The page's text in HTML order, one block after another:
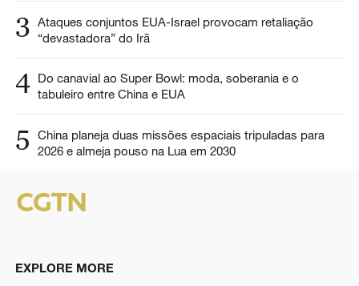
3 Ataques conjuntos EUA-Israel provocam retaliação
“devastadora” do Irã
4 Do canavial ao Super Bowl: moda, soberania e o
tabuleiro entre China e EUA
5
China planeja duas missões espaciais tripuladas para
2026 e almeja pouso na Lua em 2030
EXPLORE MORE